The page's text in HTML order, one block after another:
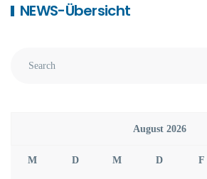
NEWS-Übersicht
August 2026
M D M D F